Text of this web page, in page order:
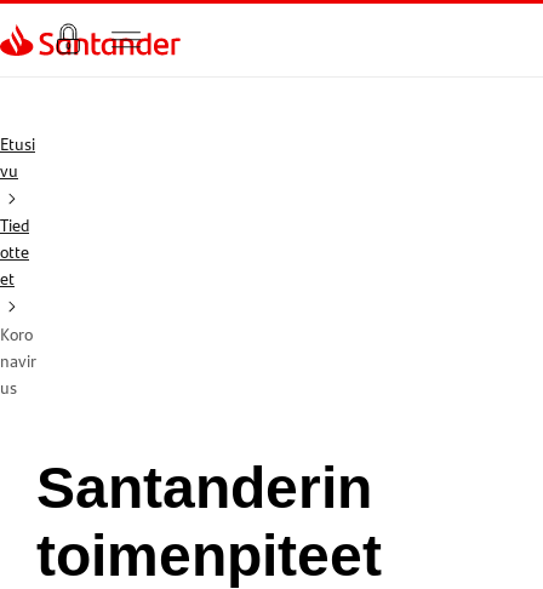
Siirry sivulle
Etusi
vu
Tied
otte
et
Koro
navir
us
Santanderin
toimenpiteet